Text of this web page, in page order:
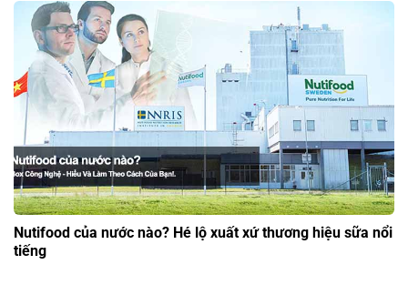
Nutifood của nước nào? Hé lộ xuất xứ thương hiệu sữa nổi
tiếng